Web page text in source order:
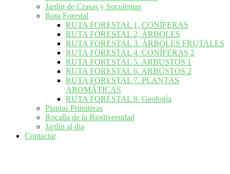
Jardín de Crasas y Suculentas
Ruta Forestal
RUTA FORESTAL 1, CONÍFERAS
RUTA FORESTAL 2, ÁRBOLES
RUTA FORESTAL 3. ÁRBOLES FRUTALES
RUTA FORESTAL 4. CONÍFERAS 2
RUTA FORESTAL 5. ARBUSTOS 1
RUTA FORESTAL 6. ARBUSTOS 2
RUTA FORESTAL 7. PLANTAS
AROMÁTICAS
RUTA FORESTAL 8. Geología
Plantas Primitivas
Rocalla de la Biodiversidad
Jardín al dia
Contactar